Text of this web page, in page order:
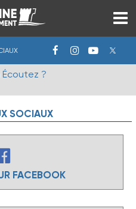
?
SOCIAUX
FACEBOOK